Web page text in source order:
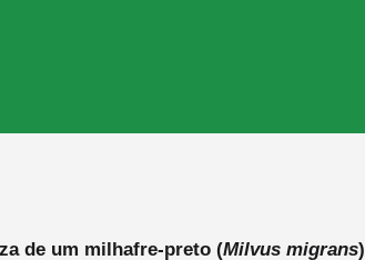
de um milhafre-preto (Milvus migrans)